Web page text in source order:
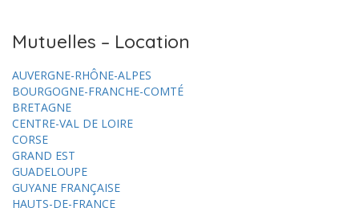
Mutuelles – Location
AUVERGNE-RHÔNE-ALPES
BOURGOGNE-FRANCHE-COMTÉ
BRETAGNE
CENTRE-VAL DE LOIRE
CORSE
GRAND EST
GUADELOUPE
GUYANE FRANÇAISE
HAUTS-DE-FRANCE